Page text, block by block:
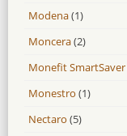
Modena(1)
Moncera(2)
Monefit SmartSaver
Monestro (1)
Nectaro (5)